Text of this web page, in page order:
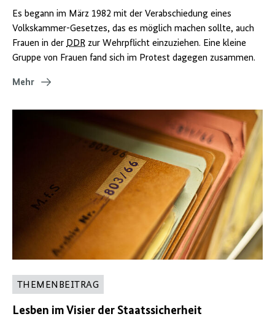
Es begann im März 1982 mit der Verabschiedung eines
Volkskammer-Gesetzes, das es möglich machen sollte, auch
Frauen in der DDR zur Wehrpflicht einzuziehen. Eine kleine
Gruppe von Frauen fand sich im Protest dagegen zusammen.
Mehr
THEMENBEITRAG
Lesben im Visier der Staatssicherheit